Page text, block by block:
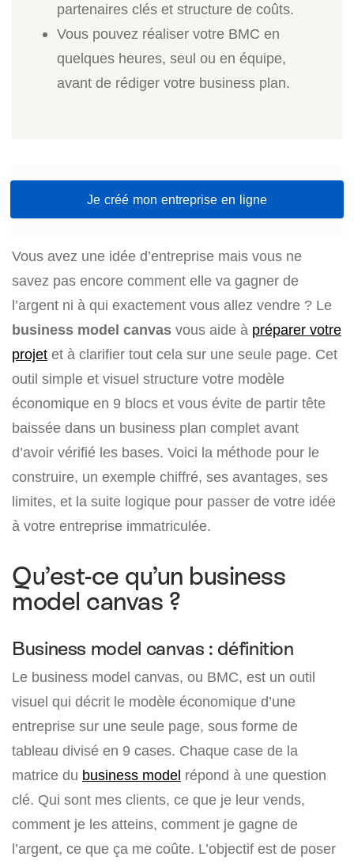
partenaires clés et structure de coûts.
Vous pouvez réaliser votre BMC en
quelques heures, seul ou en équipe,
avant de rédiger votre business plan.
Je créé mon entreprise en ligne
Vous avez une idée d’entreprise mais vous ne
savez pas encore comment elle va gagner de
l’argent ni à qui exactement vous allez vendre ? Le
business model canvas vous aide à préparer votre
projet et à clarifier tout cela sur une seule page. Cet
outil simple et visuel structure votre modèle
économique en 9 blocs et vous évite de partir tête
baissée dans un business plan complet avant
d’avoir vérifié les bases. Voici la méthode pour le
construire, un exemple chiffré, ses avantages, ses
limites, et la suite logique pour passer de votre idée
à votre entreprise immatriculée.
Qu’est-ce qu’un business
model canvas ?
Business model canvas : définition
Le business model canvas, ou BMC, est un outil
visuel qui décrit le modèle économique d’une
entreprise sur une seule page, sous forme de
tableau divisé en 9 cases. Chaque case de la
matrice du business model répond à une question
clé. Qui sont mes clients, ce que je leur vends,
comment je les atteins, comment je gagne de
l’argent, ce que ça me coûte. L’objectif est de poser